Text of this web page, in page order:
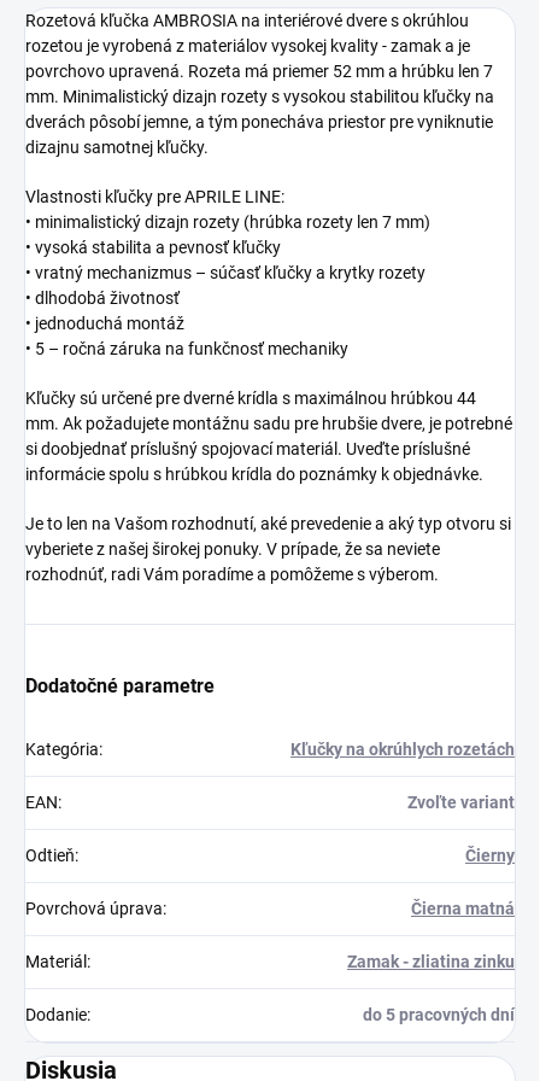
Rozetová kľučka AMBROSIA na interiérové dvere s okrúhlou
rozetou je vyrobená z materiálov vysokej kvality - zamak a je
povrchovo upravená. Rozeta má priemer 52 mm a hrúbku len 7
mm. Minimalistický dizajn rozety s vysokou stabilitou kľučky na
dverách pôsobí jemne, a tým ponecháva priestor pre vyniknutie
dizajnu samotnej kľučky.
Vlastnosti kľučky pre APRILE LINE:
• minimalistický dizajn rozety (hrúbka rozety len 7 mm)
• vysoká stabilita a pevnosť kľučky
• vratný mechanizmus – súčasť kľučky a krytky rozety
• dlhodobá životnosť
• jednoduchá montáž
• 5 – ročná záruka na funkčnosť mechaniky
Kľučky sú určené pre dverné krídla s maximálnou hrúbkou 44
mm. Ak požadujete montážnu sadu pre hrubšie dvere, je potrebné
si doobjednať príslušný spojovací materiál. Uveďte príslušné
informácie spolu s hrúbkou krídla do poznámky k objednávke.
Je to len na Vašom rozhodnutí, aké prevedenie a aký typ otvoru si
vyberiete z našej širokej ponuky. V prípade, že sa neviete
rozhodnúť, radi Vám poradíme a pomôžeme s výberom.
Dodatočné parametre
Kategória: Kľučky na okrúhlych rozetách
EAN: Zvoľte variant
Odtieň: Čierny
Povrchová úprava: Čierna matná
Materiál : Zamak - zliatina zinku
Dodanie: do 5 pracovných dní
Diskusia